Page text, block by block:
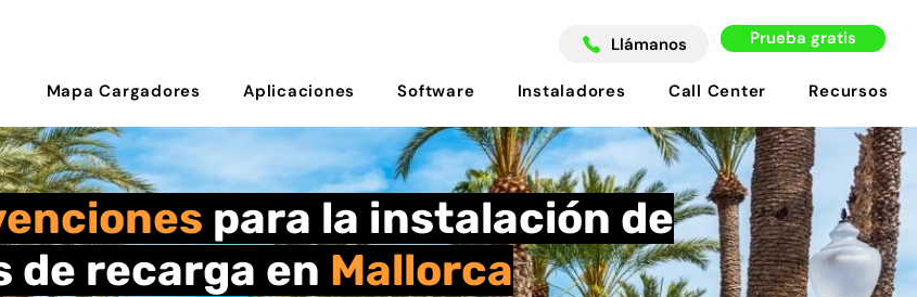
Llámanos Prueba gratis
Mapa Cargadores Aplicaciones Software Instaladores Call Center Recursos
para la instalación de
de recarga en Mallorca